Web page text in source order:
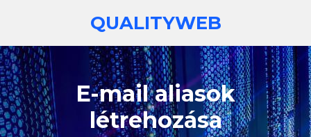
tartalomra
QUALITYWEB
E-mail aliasok
létrehozása